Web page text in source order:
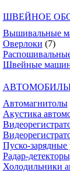
ШВЕЙНОЕ
Вышивальные
Оверлоки (7)
Швейные
Автомагнитолы
Акустика
Пуско-зарядные
Радар-детекторы
Холодильники